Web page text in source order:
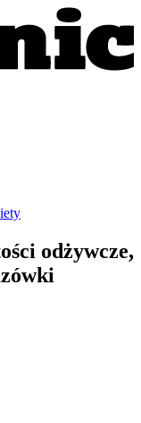
odżywcze,